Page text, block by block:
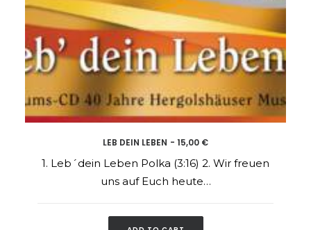
ADD TO CART
LEB DEIN LEBEN 15,00 €
1. Leb´dein Leben Polka (3:16) 2. Wir freuen
uns auf Euch heute…